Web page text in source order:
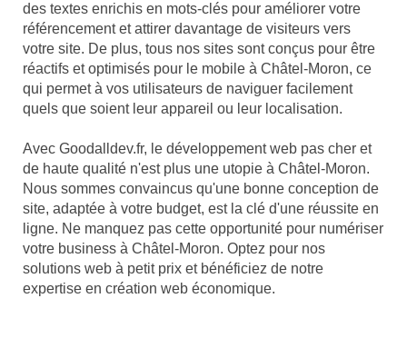
des textes enrichis en mots-clés pour améliorer votre
référencement et attirer davantage de visiteurs vers
votre site. De plus, tous nos sites sont conçus pour être
réactifs et optimisés pour le mobile à Châtel-Moron, ce
qui permet à vos utilisateurs de naviguer facilement
quels que soient leur appareil ou leur localisation.
Avec Goodalldev.fr, le développement web pas cher et
de haute qualité n'est plus une utopie à Châtel-Moron.
Nous sommes convaincus qu'une bonne conception de
site, adaptée à votre budget, est la clé d'une réussite en
ligne. Ne manquez pas cette opportunité pour numériser
votre business à Châtel-Moron. Optez pour nos
solutions web à petit prix et bénéficiez de notre
expertise en création web économique.